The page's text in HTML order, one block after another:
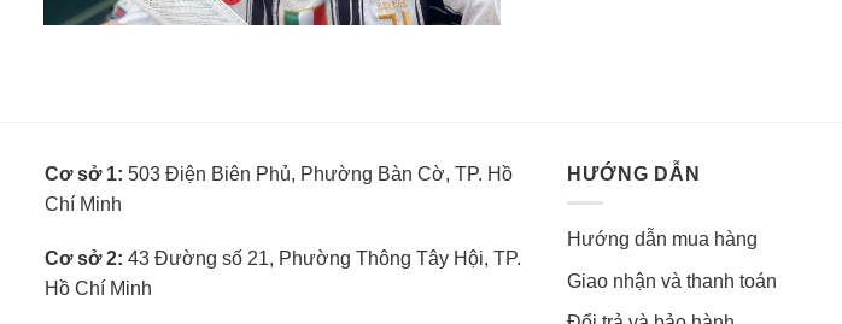
Cơ sở 1: 503 Điện Biên Phủ, Phường Bàn Cờ, TP. Hồ
Chí Minh
Cơ sở 2: 43 Đường số 21, Phường Thông Tây Hội, TP.
Hồ Chí Minh
HƯỚNG DẪN
Hướng dẫn mua hàng
Giao nhận và thanh toán